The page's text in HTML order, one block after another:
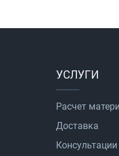
УСЛУГИ
Расчет
Доставка